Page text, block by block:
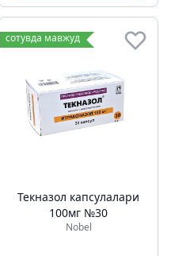
сотувда мавжуд
Текназол капсулалари
100мг №30
Nobel